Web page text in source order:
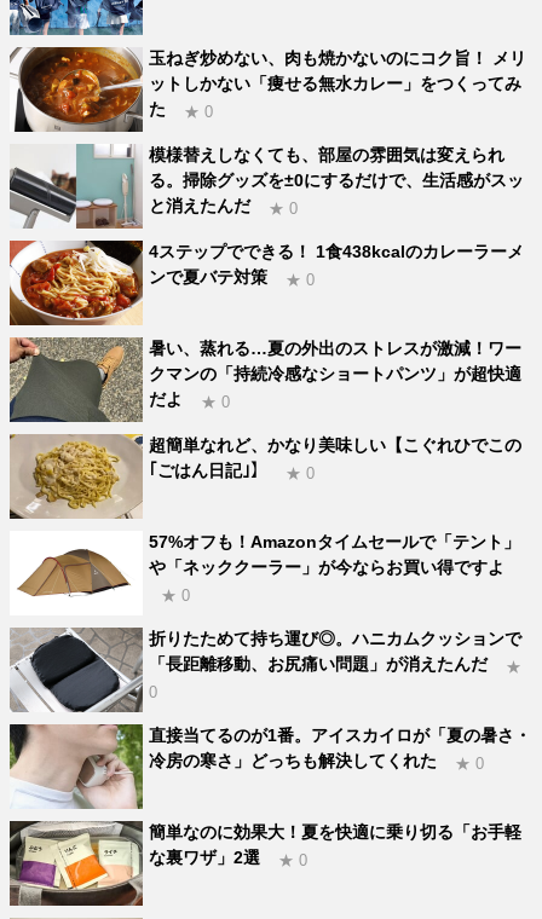
玉ねぎ炒めない、肉も焼かないのにコク旨！ メリ
ットしかない「痩せる無水カレー」をつくってみ
た
★ 0
模様替えしなくても、部屋の雰囲気は変えられ
る。掃除グッズを±0にするだけで、生活感がスッ
と消えたんだ
★ 0
4ステップでできる！ 1食438kcalのカレーラーメ
ンで夏バテ対策
★ 0
暑い、蒸れる…夏の外出のストレスが激減！ワー
クマンの「持続冷感なショートパンツ」が超快適
だよ
★ 0
超簡単なれど、かなり美味しい【こぐれひでこの
｢ごはん日記｣】
★ 0
57%オフも！Amazonタイムセールで「テント」
や「ネッククーラー」が今ならお買い得ですよ
★ 0
折りたためて持ち運び◎。ハニカムクッションで
「長距離移動、お尻痛い問題」が消えたんだ
★
0
直接当てるのが1番。アイスカイロが「夏の暑さ・
冷房の寒さ」どっちも解決してくれた
★ 0
簡単なのに効果大！夏を快適に乗り切る「お手軽
な裏ワザ」2選
★ 0